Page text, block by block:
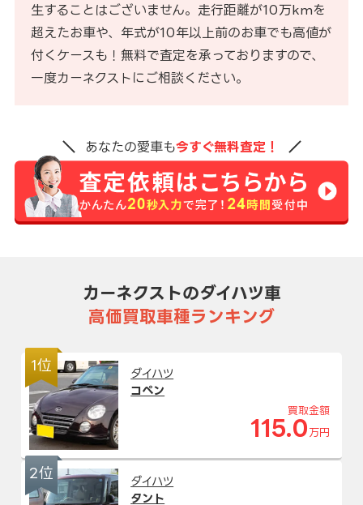
生することはございません。走行距離が10万kmを
超えたお車や、年式が10年以上前のお車でも高値が
付くケースも！無料で査定を承っておりますので、
一度カーネクストにご相談ください。
あなたの愛車も今すぐ無料査定！
カーネクストのダイハツ車
高価買取車種ランキング
1位
ダイハツ
コペン
買取金額
115.0 万円
2位
ダイハツ
タント